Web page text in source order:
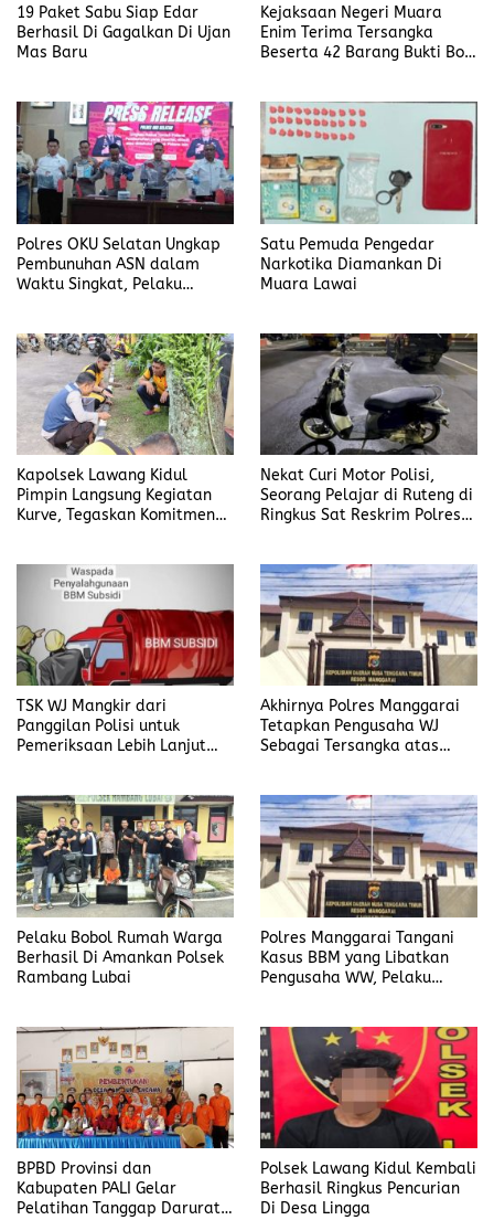
19 Paket Sabu Siap Edar
Berhasil Di Gagalkan Di Ujan
Mas Baru
Kejaksaan Negeri Muara
Enim Terima Tersangka
Beserta 42 Barang Bukti Bobi
Polres OKU Selatan Ungkap
Pembunuhan ASN dalam
Waktu Singkat, Pelaku
Satu Pemuda Pengedar
Narkotika Diamankan Di
Muara Lawai
Kapolsek Lawang Kidul
Pimpin Langsung Kegiatan
Kurve, Tegaskan Komitmen
Nekat Curi Motor Polisi,
Seorang Pelajar di Ruteng di
Ringkus Sat Reskrim Polres
TSK WJ Mangkir dari
Panggilan Polisi untuk
Pemeriksaan Lebih Lanjut
Apa?
Akhirnya Polres Manggarai
Tetapkan Pengusaha WJ
Sebagai Tersangka atas
Pelaku Bobol Rumah Warga
Berhasil Di Amankan Polsek
Rambang Lubai
Polres Manggarai Tangani
Kasus BBM yang Libatkan
Pengusaha WW, Pelaku
BPBD Provinsi dan
Kabupaten PALI Gelar
Pelatihan Tanggap Darurat
Polsek Lawang Kidul Kembali
Berhasil Ringkus Pencurian
Di Desa Lingga